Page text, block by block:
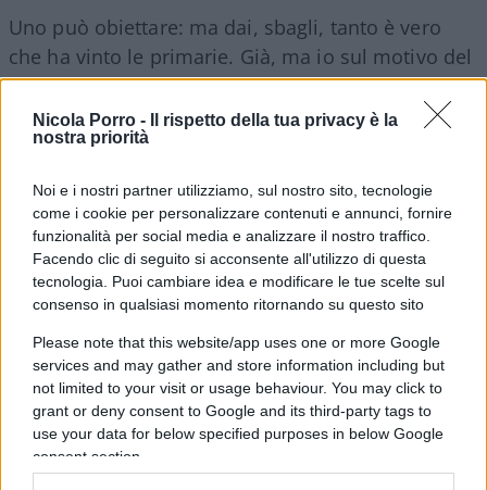
Nicola Porro -
Il rispetto della tua privacy è la
nostra priorità
Noi e i nostri partner utilizziamo, sul nostro sito, tecnologie
come i cookie per personalizzare contenuti e annunci, fornire
funzionalità per social media e analizzare il nostro traffico.
Facendo clic di seguito si acconsente all'utilizzo di questa
tecnologia. Puoi cambiare idea e modificare le tue scelte sul
consenso in qualsiasi momento ritornando su questo sito
Please note that this website/app uses one or more Google
services and may gather and store information including but
not limited to your visit or usage behaviour. You may click to
grant or deny consent to Google and its third-party tags to
use your data for below specified purposes in below Google
consent section.
Uno può obiettare: ma dai, sbagli, tanto è vero
che ha vinto le primarie. Già, ma io sul motivo del
successo ho una mia idea, anzi due.
La prima è che sia trattato di un fallo di reazione,
o meglio di frustrazione, dell’elettore di sinistra
nei confronti della sua classe dirigente, che negli
ultimi anni non è proprio azzecata una. Se fosse
così, non sia quindi trattato di un voto pro-Elly,
ma di un voto contro quel Pd uscito a pezzi dal
e Matteo Salvini.
La seconda idea che mi sono fatto è che
probabilmenteElly Schleinattira l’attenzione